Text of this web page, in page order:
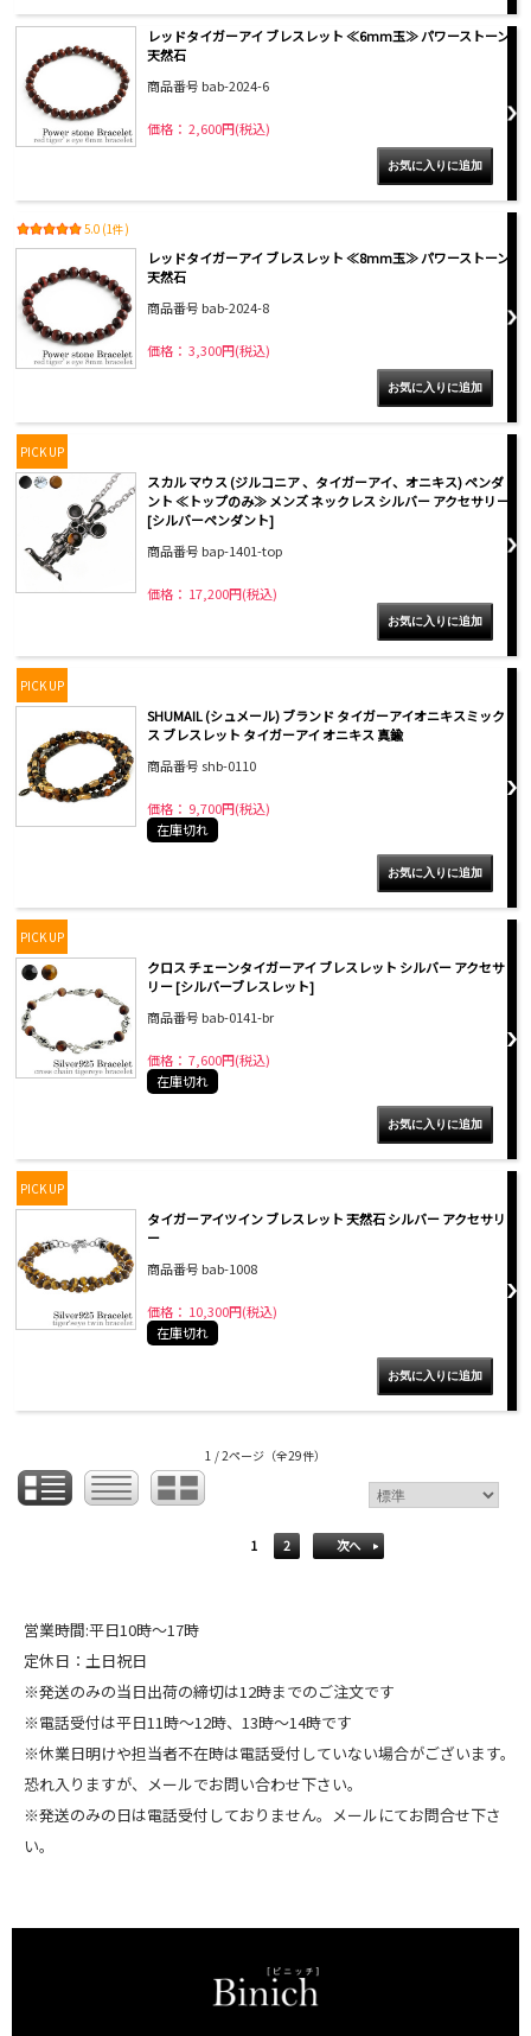
レッドタイガーアイ ブレスレット ≪6mm玉≫ パワーストーン
天然石
商品番号 bab-2024-6
価格： 2,600円(税込)
5.0 (1件)
レッドタイガーアイ ブレスレット ≪8mm玉≫ パワーストーン
天然石
商品番号 bab-2024-8
価格： 3,300円(税込)
PICK UP
スカル マウス (ジルコニア 、タイガーアイ、オニキス) ペンダ
ント ≪トップのみ≫ メンズ ネックレス シルバー アクセサリー
[シルバーペンダント]
商品番号 bap-1401-top
価格： 17,200円(税込)
PICK UP
SHUMAIL (シュメール) ブランド タイガーアイオニキスミック
ス ブレスレット タイガーアイ オニキス 真鍮
商品番号 shb-0110
価格： 9,700円(税込)
在庫切れ
PICK UP
クロス チェーンタイガーアイ ブレスレット シルバー アクセサ
リー [シルバーブレスレット]
商品番号 bab-0141-br
価格： 7,600円(税込)
在庫切れ
PICK UP
タイガーアイツイン ブレスレット 天然石 シルバー アクセサリ
ー
商品番号 bab-1008
価格： 10,300円(税込)
在庫切れ
1 / 2ページ （全29件）
1 2 次へ
営業時間:平日10時～17時
定休日：土日祝日
※発送のみの当日出荷の締切は12時までのご注文です
※電話受付は平日11時～12時、13時～14時です
※休業日明けや担当者不在時は電話受付していない場合がございます。
恐れ入りますが、メールでお問い合わせ下さい。
※発送のみの日は電話受付しておりません。メールにてお問合せ下さ
い。